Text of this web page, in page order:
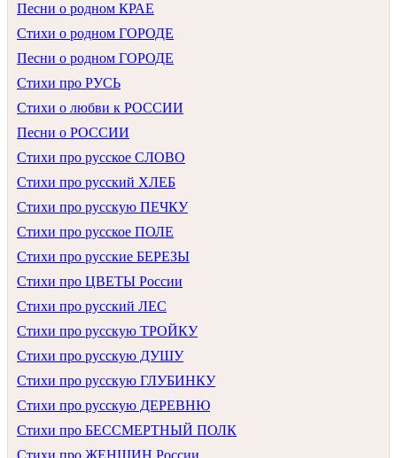
Песни о родном КРАЕ
Стихи о родном ГОРОДЕ
Песни о родном ГОРОДЕ
Стихи про РУСЬ
Стихи о любви к РОССИИ
Песни о РОССИИ
Стихи про русское СЛОВО
Стихи про русский ХЛЕБ
Стихи про русскую ПЕЧКУ
Стихи про русское ПОЛЕ
Стихи про русские БЕРЕЗЫ
Стихи про ЦВЕТЫ России
Стихи про русский ЛЕС
Стихи про русскую ТРОЙКУ
Стихи про русскую ДУШУ
Стихи про русскую ГЛУБИНКУ
Стихи про русскую ДЕРЕВНЮ
Стихи про БЕССМЕРТНЫЙ ПОЛК